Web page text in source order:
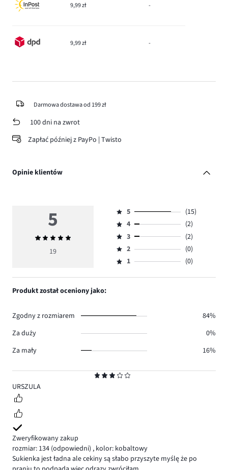
9,99 zł -
9,99 zł -
Darmowa dostawa od 199 zł
100 dni na zwrot
Zapłać później z PayPo | Twisto
Opinie klientów
3
URSZULA
Zweryfikowany zakup
rozmiar: 134 (odpowiedni) , kolor: kobaltowy
Sukienka jest ładna ale cekiny są słabo przyszyte myślę że po
5
Średnia
ocena
19
Ocena
5,
ilość
głosów
15.
5
(15)
Ocena
4,
ilość
głosów
4
(2)
Ocena
3,
ilość
3
(2)
Ocena
2,
2
(0)
Ocena
1,
1 (0)
Produkt został oceniony jako:
Zgodny z rozmiarem
84%
Za duży
0%
Za mały
16%